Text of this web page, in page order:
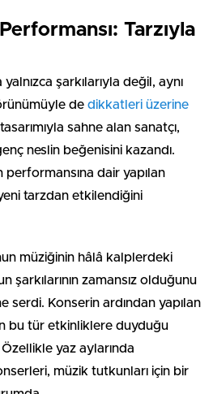
Tarzıyla
yalnızca şarkılarıyla değil, aynı
de dikkatleri üzerine
sahne alan sanatçı,
neslin beğenisini kazandı.
performansına dair yapılan
tarzdan etkilendiğini
müziğinin hâlâ kalplerdeki
şarkılarının zamansız olduğunu
serdi. Konserin ardından yapılan
bu tür etkinliklere duyduğu
yaz aylarında
müzik tutkunları için bir